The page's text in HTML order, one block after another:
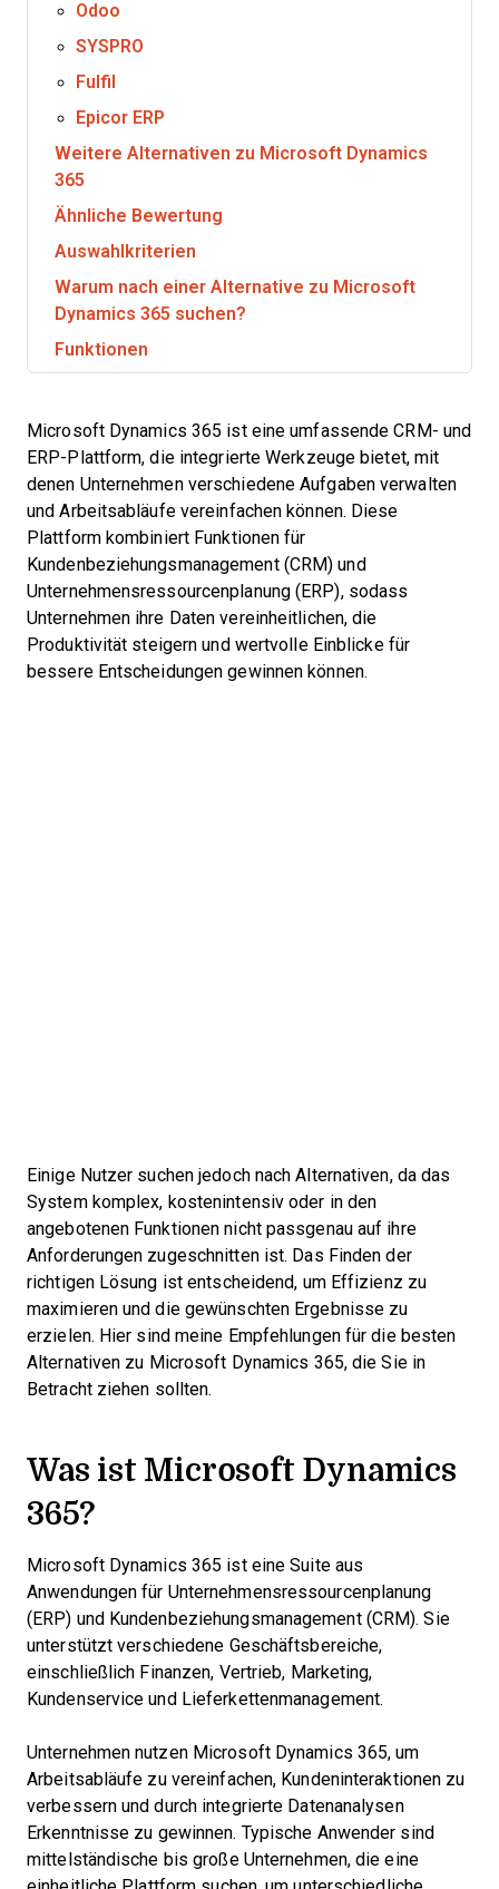
Odoo
SYSPRO
Fulfil
Epicor ERP
Weitere Alternativen zu Microsoft Dynamics
365
Ähnliche Bewertung
Auswahlkriterien
Warum nach einer Alternative zu Microsoft
Dynamics 365 suchen?
Funktionen
Microsoft Dynamics 365 ist eine umfassende CRM- und
ERP-Plattform, die integrierte Werkzeuge bietet, mit
denen Unternehmen verschiedene Aufgaben verwalten
und Arbeitsabläufe vereinfachen können. Diese
Plattform kombiniert Funktionen für
Kundenbeziehungsmanagement (CRM) und
Unternehmensressourcenplanung (ERP), sodass
Unternehmen ihre Daten vereinheitlichen, die
Produktivität steigern und wertvolle Einblicke für
bessere Entscheidungen gewinnen können.
Einige Nutzer suchen jedoch nach Alternativen, da das
System komplex, kostenintensiv oder in den
angebotenen Funktionen nicht passgenau auf ihre
Anforderungen zugeschnitten ist. Das Finden der
richtigen Lösung ist entscheidend, um Effizienz zu
maximieren und die gewünschten Ergebnisse zu
erzielen. Hier sind meine Empfehlungen für die besten
Alternativen zu Microsoft Dynamics 365, die Sie in
Betracht ziehen sollten.
Was ist Microsoft Dynamics
365?
Microsoft Dynamics 365 ist eine Suite aus
Anwendungen für Unternehmensressourcenplanung
(ERP) und Kundenbeziehungsmanagement (CRM). Sie
unterstützt verschiedene Geschäftsbereiche,
einschließlich Finanzen, Vertrieb, Marketing,
Kundenservice und Lieferkettenmanagement.
Unternehmen nutzen Microsoft Dynamics 365, um
Arbeitsabläufe zu vereinfachen, Kundeninteraktionen zu
verbessern und durch integrierte Datenanalysen
Erkenntnisse zu gewinnen. Typische Anwender sind
mittelständische bis große Unternehmen, die eine